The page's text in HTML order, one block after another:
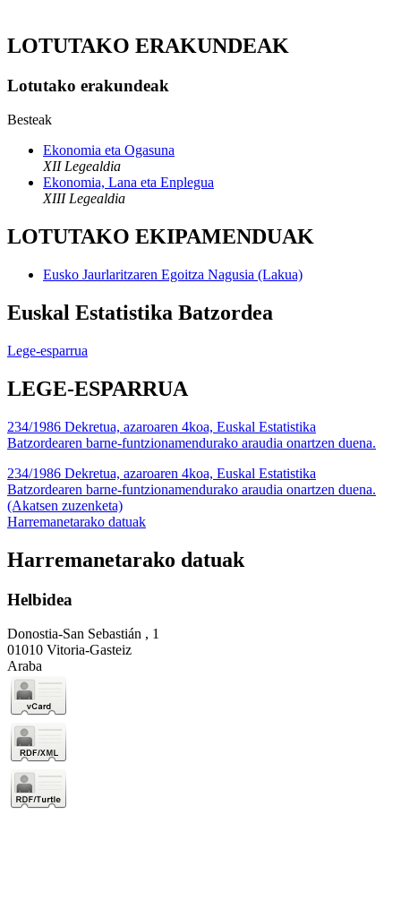
LOTUTAKO ERAKUNDEAK
Lotutako erakundeak
Besteak
Ekonomia eta Ogasuna
XII Legealdia
Ekonomia, Lana eta Enplegua
XIII Legealdia
LOTUTAKO EKIPAMENDUAK
Eusko Jaurlaritzaren Egoitza Nagusia (Lakua)
Euskal Estatistika Batzordea
Lege-esparrua
LEGE-ESPARRUA
234/1986 Dekretua, azaroaren 4koa, Euskal Estatistika
Batzordearen barne-funtzionamendurako araudia onartzen duena.
234/1986 Dekretua, azaroaren 4koa, Euskal Estatistika
Batzordearen barne-funtzionamendurako araudia onartzen duena.
(Akatsen zuzenketa)
Harremanetarako datuak
Harremanetarako datuak
Helbidea
Donostia-San Sebastián , 1
01010 Vitoria-Gasteiz
Araba